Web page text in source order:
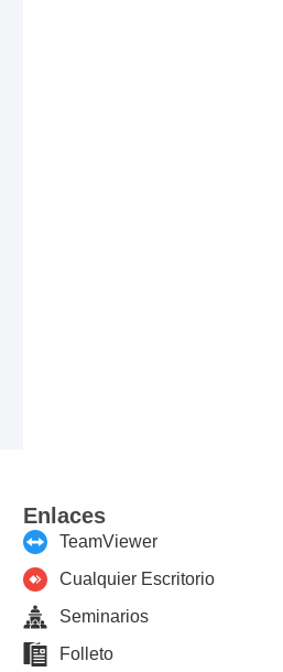
Enlaces
TeamViewer
Cualquier Escritorio
Seminarios
Folleto